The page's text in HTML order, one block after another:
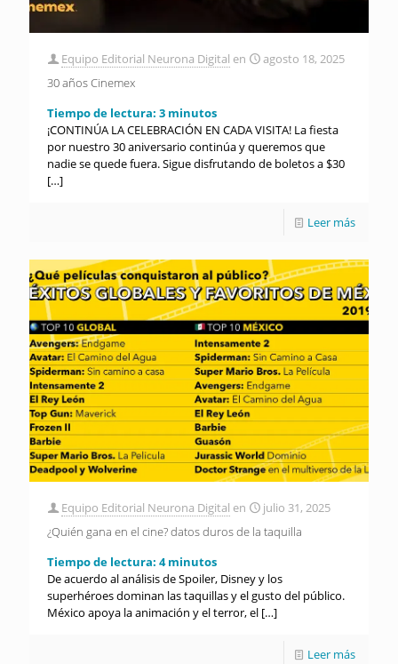
Equipo Editorial Neurona Digital en
agosto 18, 2025
30 años Cinemex
Tiempo de lectura: 3 minutos
¡CONTINÚA LA CELEBRACIÓN EN CADA VISITA! La fiesta
por nuestro 30 aniversario continúa y queremos que
nadie se quede fuera. Sigue disfrutando de boletos a $30
[…]
Leer más
Equipo Editorial Neurona Digital en
julio 31, 2025
¿Quién gana en el cine? datos duros de la taquilla
Tiempo de lectura: 4 minutos
De acuerdo al análisis de Spoiler, Disney y los
superhéroes dominan las taquillas y el gusto del público.
México apoya la animación y el terror, el […]
Leer más